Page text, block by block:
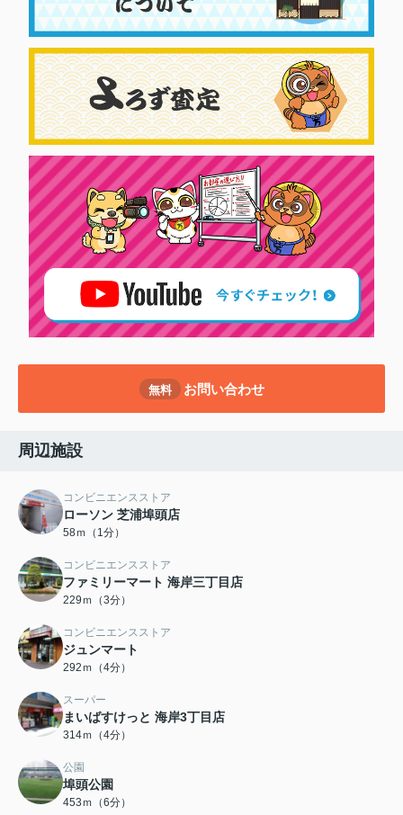
無料 お問い合わせ
周辺施設
コンビニエンスストア
ローソン 芝浦埠頭店
58ｍ（1分）
コンビニエンスストア
ファミリーマート 海岸三丁目店
229ｍ（3分）
コンビニエンスストア
ジュンマート
292ｍ（4分）
スーパー
まいばすけっと 海岸3丁目店
314ｍ（4分）
公園
埠頭公園
453ｍ（6分）